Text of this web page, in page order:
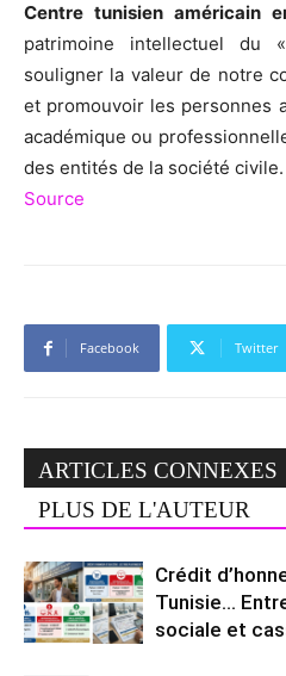
Centre tunisien américain
patrimoine intellectuel du «
souligner la valeur de notre
et promouvoir les personnes
académique ou
des entités de la société civile.
Source
Facebook Twitter
ARTICLES CONNEXES
PLUS DE L'AUTEUR
Crédit
Tunisie…
sociale et